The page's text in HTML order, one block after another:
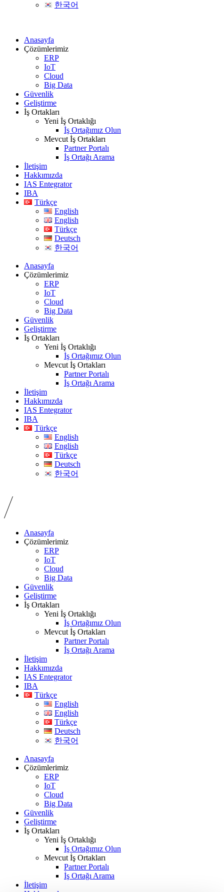
한국어
Anasayfa
Çözümlerimiz
ERP
IoT
Cloud
Big Data
Güvenlik
Geliştirme
İş Ortakları
Yeni İş Ortaklığı
İş Ortağımız Olun
Mevcut İş Ortakları
Partner Portalı
İş Ortağı Arama
İletişim
Hakkımızda
IAS Entegrator
IBA
Türkçe
English
English
Türkçe
Deutsch
한국어
Anasayfa
Çözümlerimiz
ERP
IoT
Cloud
Big Data
Güvenlik
Geliştirme
İş Ortakları
Yeni İş Ortaklığı
İş Ortağımız Olun
Mevcut İş Ortakları
Partner Portalı
İş Ortağı Arama
İletişim
Hakkımızda
IAS Entegrator
IBA
Türkçe
English
English
Türkçe
Deutsch
한국어
Anasayfa
Çözümlerimiz
ERP
IoT
Cloud
Big Data
Güvenlik
Geliştirme
İş Ortakları
Yeni İş Ortaklığı
İş Ortağımız Olun
Mevcut İş Ortakları
Partner Portalı
İş Ortağı Arama
İletişim
Hakkımızda
IAS Entegrator
IBA
Türkçe
English
English
Türkçe
Deutsch
한국어
Anasayfa
Çözümlerimiz
ERP
IoT
Cloud
Big Data
Güvenlik
Geliştirme
İş Ortakları
Yeni İş Ortaklığı
İş Ortağımız Olun
Mevcut İş Ortakları
Partner Portalı
İş Ortağı Arama
İletişim